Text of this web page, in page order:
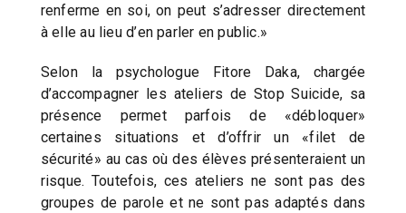
renferme en soi, on peut s’adresser directement
à elle au lieu d’en parler en public.»
Selon la psychologue Fitore Daka, chargée
d’accompagner les ateliers de Stop Suicide, sa
présence permet parfois de «débloquer»
certaines situations et d’offrir un «filet de
sécurité» au cas où des élèves présenteraient un
risque. Toutefois, ces ateliers ne sont pas des
groupes de parole et ne sont pas adaptés dans